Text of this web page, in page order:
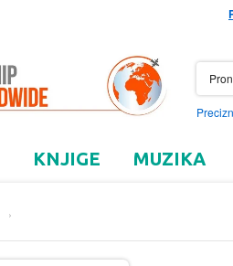
KNJIGE MUZIKA
›